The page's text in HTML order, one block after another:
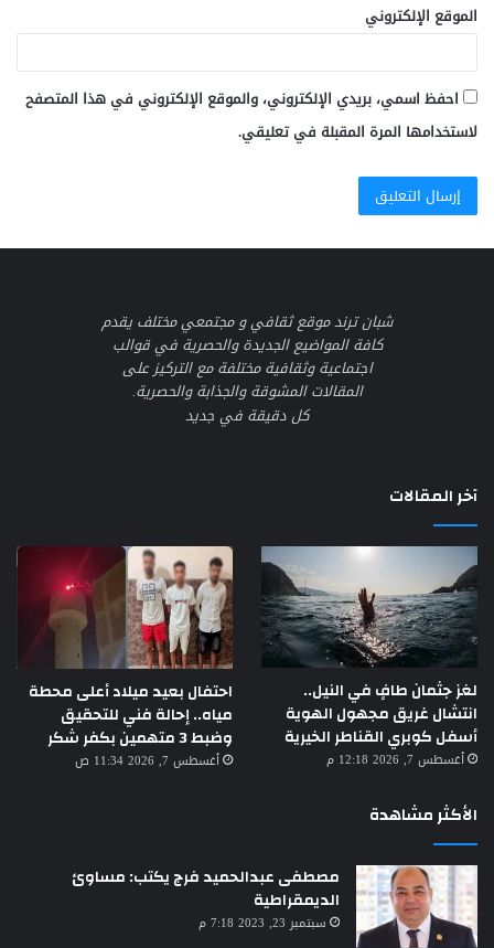
الموقع الإلكتروني
احفظ اسمي، بريدي الإلكتروني، والموقع الإلكتروني في هذا المتصفح
لاستخدامها المرة المقبلة في تعليقي.
شبان ترند موقع ثقافي و مجتمعي مختلف يقدم
كافة المواضيع الجديدة والحصرية في قوالب
اجتماعية وثقافية مختلفة مع التركيز على
المقالات المشوقة والجذابة والحصرية.
كل دقيقة في جديد
آخر المقالات
لغز جثمان طافٍ في النيل..
انتشال غريق مجهول الهوية
أسفل كوبري القناطر الخيرية
أغسطس 7, 2026 12:18 م
احتفال بعيد ميلاد أعلى محطة
مياه.. إحالة فني للتحقيق
وضبط 3 متهمين بكفر شكر
أغسطس 7, 2026 11:34 ص
الأكثر مشاهدة
مصطفى عبدالحميد فرج يكتب: مساوئ
الديمقراطية
سبتمبر 23, 2023 7:18 م